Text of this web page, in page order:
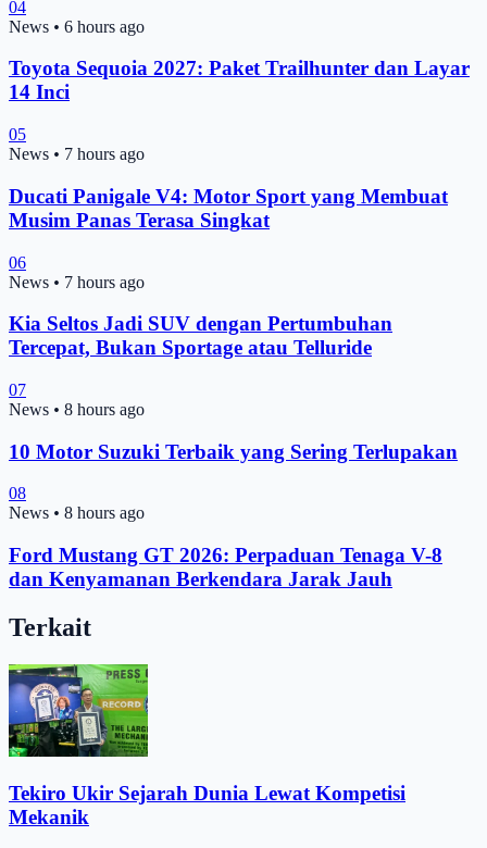
04
News • 6 hours ago
Toyota Sequoia 2027: Paket Trailhunter dan Layar
14 Inci
05
News • 7 hours ago
Ducati Panigale V4: Motor Sport yang Membuat
Musim Panas Terasa Singkat
06
News • 7 hours ago
Kia Seltos Jadi SUV dengan Pertumbuhan
Tercepat, Bukan Sportage atau Telluride
07
News • 8 hours ago
10 Motor Suzuki Terbaik yang Sering Terlupakan
08
News • 8 hours ago
Ford Mustang GT 2026: Perpaduan Tenaga V-8
dan Kenyamanan Berkendara Jarak Jauh
Terkait
Tekiro Ukir Sejarah Dunia Lewat Kompetisi
Mekanik